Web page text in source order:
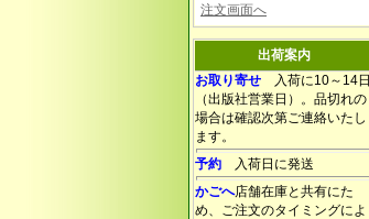
注文画面へ
出荷案内
お取り寄せ 入荷に10～14日
（出版社営業日）。品切れの
場合は確認次第ご連絡いたし
ます。
予約 入荷日に発送
かごへ店舗在庫と共有にた
め、ご注文のタイミングによ